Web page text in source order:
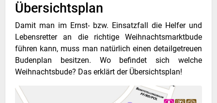
Übersichtsplan
Damit man im Ernst- bzw. Einsatzfall die Helfer und
Lebensretter an die richtige Weihnachtsmarktbude
führen kann, muss man natürlich einen detailgetreuen
Budenplan besitzen. Wo befindet sich welche
Weihnachtsbude? Das erklärt der Übersichtsplan!